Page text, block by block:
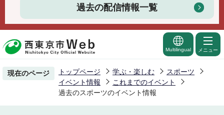
頭
で
過去の配信情報一覧
Multilingual メニュー
現在のページ トップページ 学ぶ・楽しむ
スポーツ
イベント情報
これまでのイベント
過去のスポーツのイベント情報